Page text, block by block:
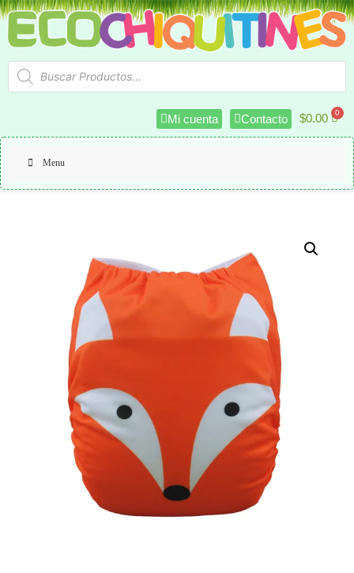
Mi cuenta Contacto $0.00
Menu